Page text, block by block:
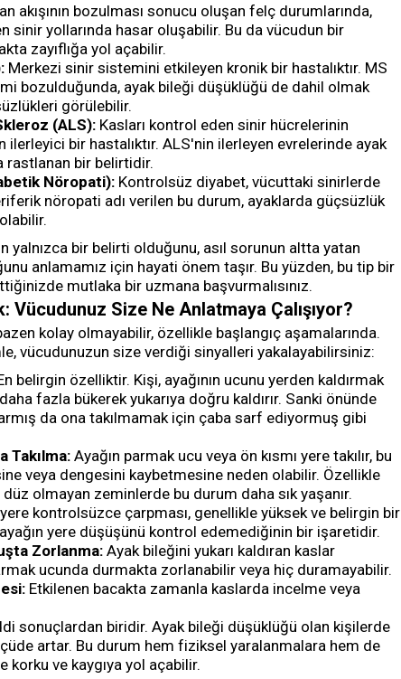
akışının bozulması sonucu oluşan felç durumlarında,
sinir yollarında hasar oluşabilir. Bu da vücudun bir
zayıflığa yol açabilir.
Merkezi sinir sistemini etkileyen kronik bir hastalıktır. MS
bozulduğunda, ayak bileği düşüklüğü de dahil olmak
görülebilir.
(ALS): Kasları kontrol eden sinir hücrelerinin
ilerleyici bir hastalıktır. ALS'nin ilerleyen evrelerinde ayak
rastlanan bir belirtidir.
Nöropati): Kontrolsüz diyabet, vücuttaki sinirlerde
nöropati adı verilen bu durum, ayaklarda güçsüzlük
yalnızca bir belirti olduğunu, asıl sorunun altta yatan
anlamamız için hayati önem taşır. Bu yüzden, bu tip bir
mutlaka bir uzmana başvurmalısınız.
Vücudunuz Size Ne Anlatmaya Çalışıyor?
kolay olmayabilir, özellikle başlangıç aşamalarında.
vücudunuzun size verdiği sinyalleri yakalayabilirsiniz:
belirgin özelliktir. Kişi, ayağının ucunu yerden kaldırmak
fazla bükerek yukarıya doğru kaldırır. Sanki önünde
da ona takılmamak için çaba sarf ediyormuş gibi
Takılma: Ayağın parmak ucu veya ön kısmı yere takılır, bu
veya dengesini kaybetmesine neden olabilir. Özellikle
düz olmayan zeminlerde bu durum daha sık yaşanır.
yere kontrolsüzce çarpması, genellikle yüksek ve belirgin bir
ayağın yere düşüşünü kontrol edemediğinin bir işaretidir.
Zorlanma: Ayak bileğini yukarı kaldıran kaslar
ucunda durmakta zorlanabilir veya hiç duramayabilir.
Etkilenen bacakta zamanla kaslarda incelme veya
sonuçlardan biridir. Ayak bileği düşüklüğü olan kişilerde
artar. Bu durum hem fiziksel yaralanmalara hem de
korku ve kaygıya yol açabilir.